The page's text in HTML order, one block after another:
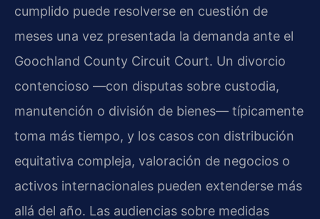
cumplido puede resolverse en cuestión de
meses una vez presentada la demanda ante el
Goochland County Circuit Court. Un divorcio
contencioso —con disputas sobre custodia,
manutención o división de bienes— típicamente
toma más tiempo, y los casos con distribución
equitativa compleja, valoración de negocios o
activos internacionales pueden extenderse más
allá del año. Las audiencias sobre medidas